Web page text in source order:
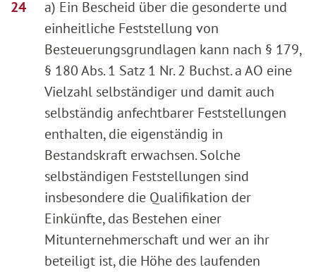
a) Ein Bescheid über die gesonderte und
einheitliche Feststellung von
Besteuerungsgrundlagen kann nach § 179,
§ 180 Abs. 1 Satz 1 Nr. 2 Buchst. a AO eine
Vielzahl selbständiger und damit auch
selbständig anfechtbarer Feststellungen
enthalten, die eigenständig in
Bestandskraft erwachsen. Solche
selbständigen Feststellungen sind
insbesondere die Qualifikation der
Einkünfte, das Bestehen einer
Mitunternehmerschaft und wer an ihr
beteiligt ist, die Höhe des laufenden